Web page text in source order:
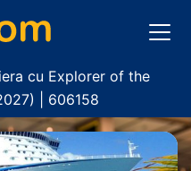
cu Explorer of the
| 606158